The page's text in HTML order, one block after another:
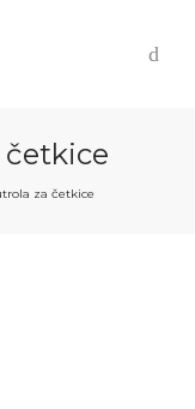
četkice
za četkice